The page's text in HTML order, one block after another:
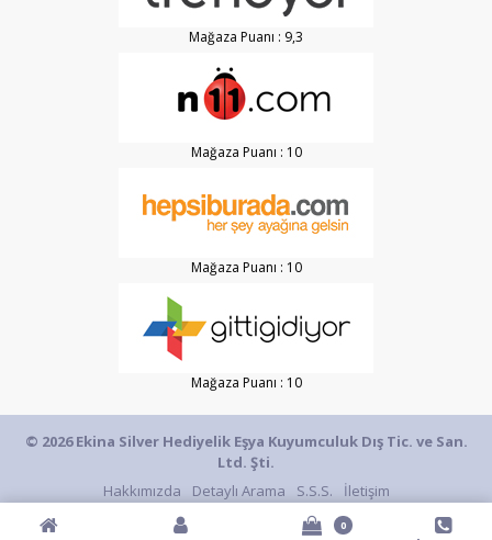
Mağaza Puanı : 9,3
Mağaza Puanı : 10
Mağaza Puanı : 10
Mağaza Puanı : 10
© 2026 Ekina Silver Hediyelik Eşya Kuyumculuk Dış Tic. ve San.
Ltd. Şti.
Hakkımızda
Detaylı Arama S.S.S. İletişim
0